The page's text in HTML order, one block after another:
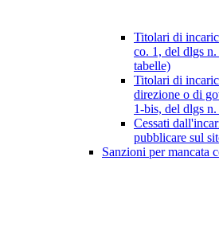
Titolari di
co. 1, del dlgs
tabelle)
Titolari di
direzione o di
1-bis, del dlgs
Cessati
pubblicare sul
Sanzioni per mancata